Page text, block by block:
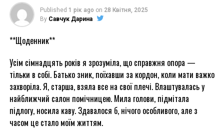
Published 1 рік ago on 28 Квітня, 2025
By Савчук Дарина
**Щоденник**
Усім сімнадцять років я зрозуміла, що справжня опора —
тільки в собі. Батько зник, поїхавши за кордон, коли мати важко
захворіла. Я, старша, взяла все на свої плечі. Влаштувалась у
найближчий салон помічницею. Мила голови, підмітала
підлогу, носила каву. Здавалося б, нічого особливого, але з
часом це стало моїм життям.